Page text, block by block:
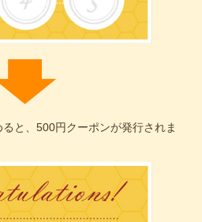
と、500円クーポンが発行されま